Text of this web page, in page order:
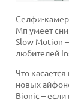
Селфи-
Мп умеет
Slow Motion
любителей
Что
новых
Bionic –